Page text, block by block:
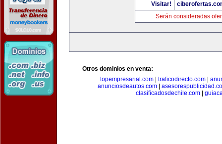
Visitar!
Serán consideradas
Otros dominios en venta:
topempresarial.com
traficodirecto.com
anunciosdeautos.com|
clasificadosdechile.com|